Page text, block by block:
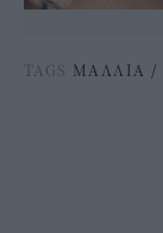
TAGS ΜΑΛΛΙΑ /